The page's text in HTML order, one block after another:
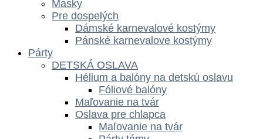
Masky
Pre dospelých
Dámské karnevalové kostýmy
Pánské karnevalove kostýmy
Párty
DETSKÁ OSLAVA
Hélium a balóny na detskú oslavu
Fóliové balóny
Maľovanie na tvár
Oslava pre chlapca
Maľovanie na tvár